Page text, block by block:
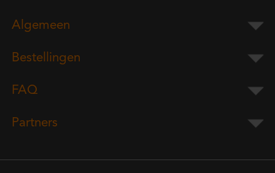
Algemeen
Bestellingen
FAQ
Partners